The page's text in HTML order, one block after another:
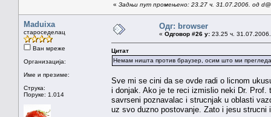
« Задњи пут промењено: 23.27 ч. 31.07.2006. од
Maduixa
староседелац
Ван мреже
Организација:
Име и презиме:
Струка:
Поруке: 1.014
Одг: browser
« Одговор #26 у: 23.25 ч.
Цитат
Немам ништа против браузер, осим што ми
Sve mi se cini da se ovde radi o licnom
i donjak. Ako je te reci izmislio neki Dr. Prof.
savrseni poznavalac i strucnjak u oblasti
uz svo duzno postovanje. Zato i jesu